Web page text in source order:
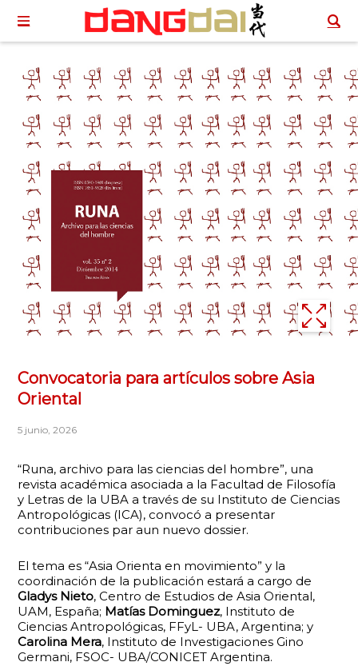
Convocatoria para artículos sobre Asia
Oriental
5 junio, 2026
“Runa, archivo para las ciencias del hombre”, una
revista académica asociada a la Facultad de Filosofía
y Letras de la UBA a través de su Instituto de Ciencias
Antropológicas (ICA), convocó a presentar
contribuciones par aun nuevo dossier.
El tema es “Asia Orienta en movimiento” y la
coordinación de la publicación estará a cargo de
Gladys Nieto, Centro de Estudios de Asia Oriental,
UAM, España; Matías Dominguez, Instituto de
Ciencias Antropológicas, FFyL- UBA, Argentina; y
Carolina Mera, Instituto de Investigaciones Gino
Germani, FSOC- UBA/CONICET Argentina.